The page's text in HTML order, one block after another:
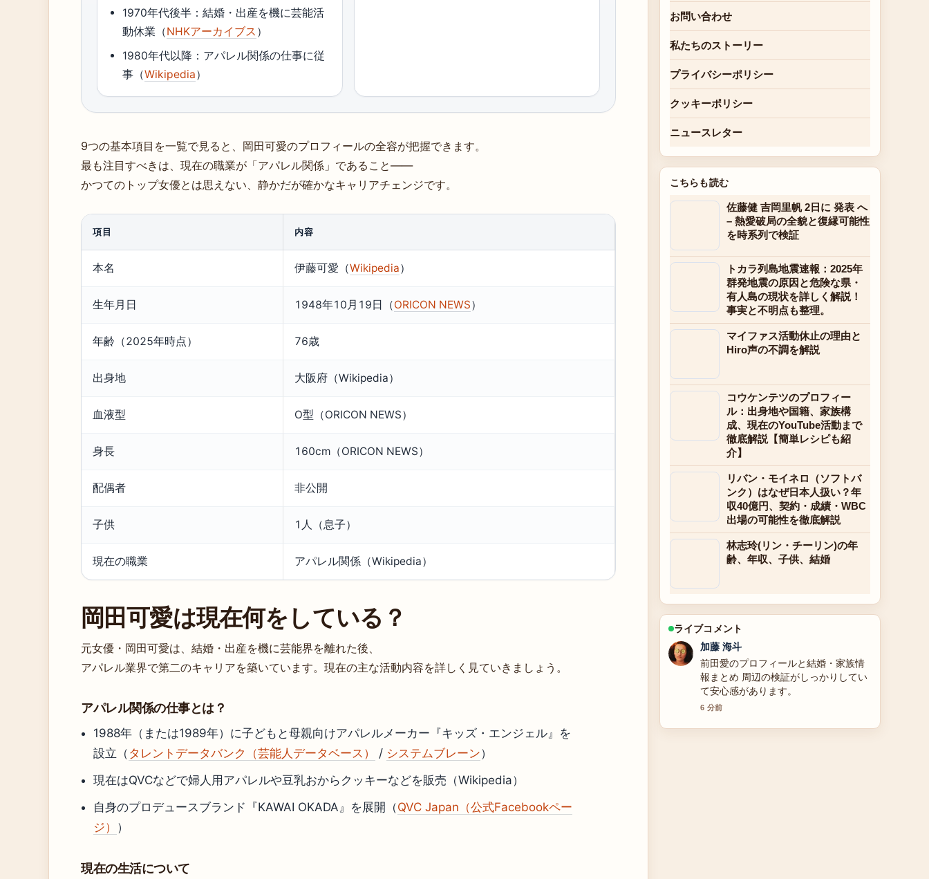
1970年代後半：結婚・出産を機に芸能活
動休業（NHKアーカイブス ）
1980年代以降：アパレル関係の仕事に従
事（Wikipedia）
9つの基本項目を一覧で見ると、岡田可愛のプロフィールの全容が把握できます。
最も注目すべきは、現在の職業が「アパレル関係」であること——
かつてのトップ女優とは思えない、静かだが確かなキャリアチェンジです。
項目 内容
本名 伊藤可愛（Wikipedia）
生年月日 1948年10月19日（ORICON NEWS）
年齢（2025年時点） 76歳
出身地 大阪府（Wikipedia）
血液型 O型（ORICON NEWS）
身長 160cm（ORICON NEWS）
配偶者 非公開
子供 1人（息子）
現在の職業 アパレル関係（Wikipedia）
岡田可愛は現在何をしている？
元女優・岡田可愛は、結婚・出産を機に芸能界を離れた後、
アパレル業界で第二のキャリアを築いています。現在の主な活動内容を詳しく見ていきましょう。
アパレル関係の仕事とは？
1988年（または1989年）に子どもと母親向けアパレルメーカー『キッズ・エンジェル』を
設立（ タレントデータバンク（芸能人データベース） / システムブレーン）
現在はQVCなどで婦人用アパレルや豆乳おからクッキーなどを販売（Wikipedia）
自身のプロデュースブランド『KAWAI OKADA』を展開（QVC Japan（公式Facebookペー
ジ） ）
現在の生活について
お問い合わせ
私たちのストーリー
プライバシーポリシー
クッキーポリシー
ニュースレター
こちらも読む
佐藤健 吉岡里帆 2日に 発表 へ
– 熱愛破局の全貌と復縁可能性
を時系列で検証
トカラ列島地震速報：2025年
群発地震の原因と危険な県・
有人島の現状を詳しく解説！
事実と不明点も整理。
マイファス活動休止の理由と
Hiro声の不調を解説
コウケンテツのプロフィー
ル：出身地や国籍、家族構
成、現在のYouTube活動まで
徹底解説【簡単レシピも紹
介】
リバン・モイネロ（ソフトバ
ンク）はなぜ日本人扱い？年
収40億円、契約・成績・WBC
出場の可能性を徹底解説
林志玲(リン・チーリン)の年
齢、年収、子供、結婚
ライブコメント
高橋 蓮
【2026年最新】平本蓮の嫁は里乃？皇
治戦の結果や年収、オオカミくんの彼
女情報まで徹底解説と基本プロフィー
ル の整理がとても分かりやすいです。